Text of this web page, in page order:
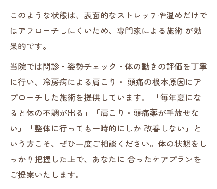
このような状態は、表面的なストレッチや温めだけで
はアプローチしにくいため、専門家による施術 が効
果的です。
当院では問診・姿勢チェック・体の動きの評価を丁寧
に行い、冷房病による肩こり・ 頭痛の根本原因にア
プローチした施術を提供しています。 「毎年夏にな
ると体の不調が出る」「肩こり・頭痛薬が手放せな
い」「整体に行っても一時的にしか 改善しない」と
いう方こそ、ぜひ一度ご相談ください。体の状態をし
っかり把握した上で、あなたに 合ったケアプランを
ご提案いたします。